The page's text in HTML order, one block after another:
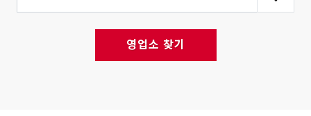
영업소 찾기